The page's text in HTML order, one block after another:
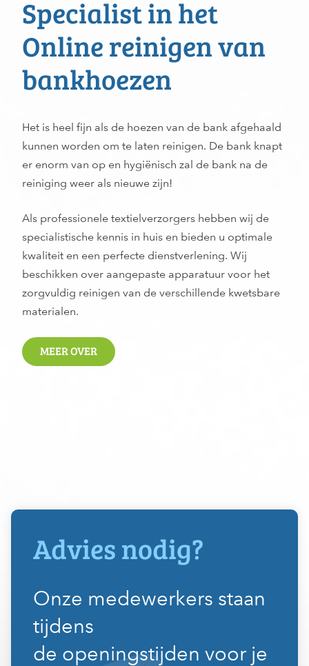
Specialist in het
Online reinigen van
bankhoezen
Het is heel fijn als de hoezen van de bank afgehaald
kunnen worden om te laten reinigen. De bank knapt
er enorm van op en hygiënisch zal de bank na de
reiniging weer als nieuwe zijn!
Als professionele textielverzorgers hebben wij de
specialistische kennis in huis en bieden u optimale
kwaliteit en een perfecte dienstverlening. Wij
beschikken over aangepaste apparatuur voor het
zorgvuldig reinigen van de verschillende kwetsbare
materialen.
MEER OVER
Advies nodig?
Onze medewerkers staan
tijdens
de openingstijden voor je